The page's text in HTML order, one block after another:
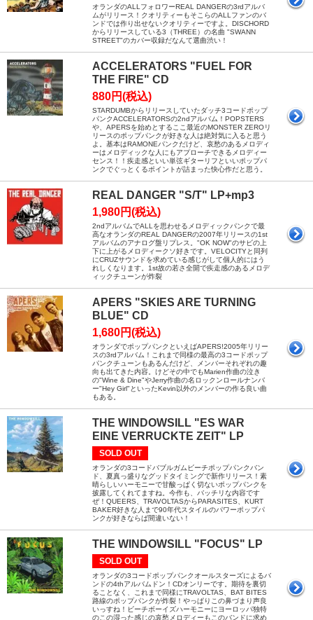
オランダのALLフォロワーREAL DANGERの3rdアルバ
ムがリリース！クオリティーもそこらのALLファンのバ
ンドでは作り出せないクオリティーですよ。DISCHORD
からリリースしている3（THREE）の名曲 "SWANN
STREET"のカバー収録だなんて選曲渋い！
ACCELERATORS "FUEL FOR
THE FIRE" CD
880円(税込)
STARDUMBからリリースしていたダッチ3コードポップ
パンクACCELERATORSの2ndアルバム！POPSTERS
や、APERSを始めとするここ最近のMONSTER ZEROリ
リースのポップパンクが好きな人は絶対気に入ると思う
よ。基本はRAMONEパンクだけど、哀愁のあるメロディ
ーはメロディックな人にもアプローチできるメロディー
センス！！疾走感といい単弦ギターリフといいポップパ
ンクでぐっとくるポイントが詰まった快心作だと思う。
REAL DANGER "S/T" LP+mp3
1,980円(税込)
2ndアルバムでALLを思わせるメロディックパンクで最
高なオランダのREAL DANGERの2007年リリースの1st
アルバムのアナログ盤リプレス。"OK NOW"のサビの上
下に上がるメロディークソ好きです。VELOCITYと同列
にCRUZサウンドを求めている感じがして個人的にはう
れしくなります。1st故の若さ全開で疾走感のあるメロデ
ィックチューンが炸裂
APERS "SKIES ARE TURNING
BLUE" CD
1,680円(税込)
オランダでポップパンクといえばAPERS!2005年リリー
スの3rdアルバム！これまで同様の最高の3コードポップ
パンクチューンもあるんだけど、メンバーそれぞれの趣
向も出てきた内容。けどその中でもMarien作曲の泣き
の"Wine & Dine"やJerry作曲の名ロックンロールナンバ
ー"Hey Girl"といったKevin以外のメンバーの作る良い曲
もある。
THE WINDOWSILL "ES WAR
EINE VERRUCKTE ZEIT" LP
SOLD OUT
オランダの3コードバブルガムビーチポップパンクバン
ド、夏真っ盛りなグッドタイミングで新作リリース！素
晴らしいハーモニーで甘酸っぱく切ないポップパンクを
披露してくれてますね。今作も、バッチリな内容です
ぜ！QUEERS、TRAVOLTASからPARASITES、KURT
BAKER好きな人まで90年代スタイルのパワーポップパ
ンクが好きならば間違いない！
THE WINDOWSILL "FOCUS" LP
SOLD OUT
オランダの3コードポップパンクオールスターズによるバ
ンドの4thアルバムドン！CDオンリーです。期待を裏切
ることなく、これまで同様にTRAVOLTAS、BAT BITES
路線のポップパンクが炸裂！やっぱりこの鼻づまり声良
いっすね！ビーチボーイズハーモニーにヨーロッパ独特
のこの湿った感じの哀愁メロディーもこのバンドに求め